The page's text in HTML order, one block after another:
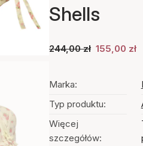
Shells
244,00 zł 155,00 zł
Marka:
Typ produktu:
Więcej
szczegółów: